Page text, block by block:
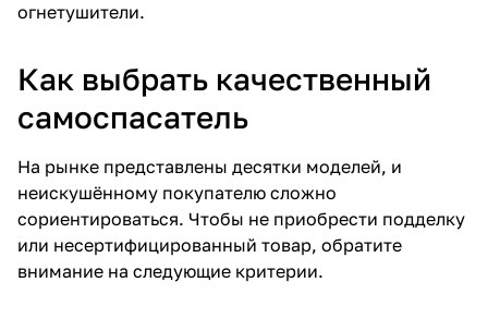
огнетушители.
Как выбрать качественный
самоспасатель
На рынке представлены десятки моделей, и
неискушённому покупателю сложно
сориентироваться. Чтобы не приобрести подделку
или несертифицированный товар, обратите
внимание на следующие критерии.